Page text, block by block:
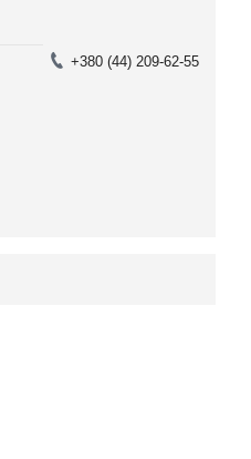
+380 (44) 209-62-55